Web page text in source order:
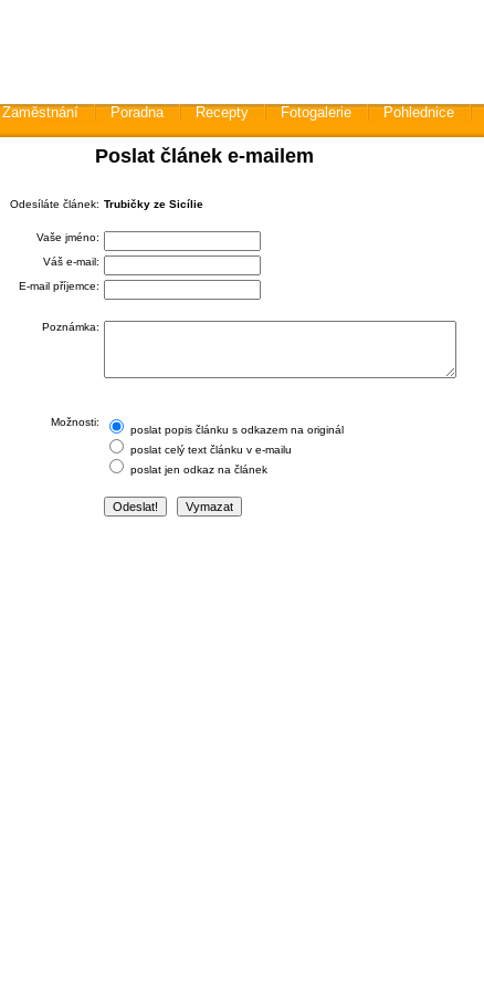
Zaměstnání Poradna Recepty Fotogalerie Pohlednice
Poslat článek e-mailem
Odesíláte článek: Trubičky ze Sicílie
Vaše jméno:
Váš e-mail:
E-mail příjemce:
Poznámka:
Možnosti:
poslat popis článku s odkazem na originál
poslat celý text článku v e-mailu
poslat jen odkaz na článek